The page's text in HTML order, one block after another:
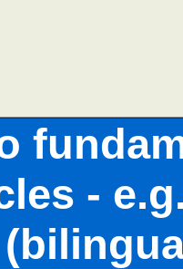
-